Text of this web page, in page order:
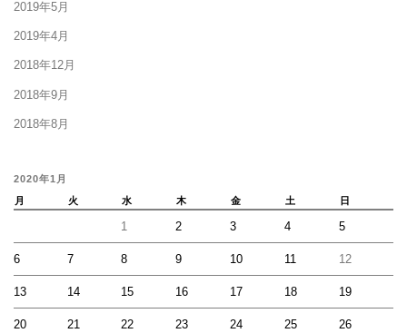
2019年5月
2019年4月
2018年12月
2018年9月
2018年8月
2020年1月
月
火 水 木 金 土 日
1 2 3 4 5
6 7 8 9 10 11 12
13 14 15 16 17 18 19
20 21 22 23 24 25 26